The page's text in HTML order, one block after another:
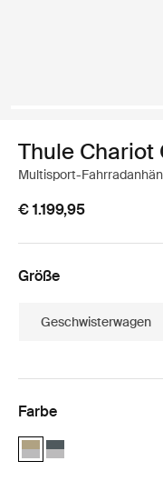
Thule Chariot
Multisport-
€ 1.199,95
Größe
Geschwisterwagen
Farbe
Thule Chariot Cross 2
Thule Chariot Cross